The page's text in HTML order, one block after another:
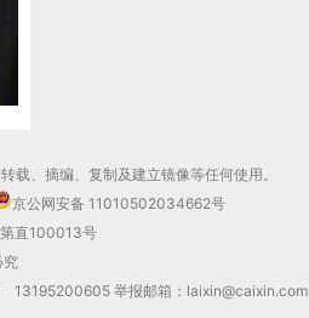
载、摘编、复制及建立镜像等任何使用。
京公网安备 11010502034662号
直100013号
究
13195200605 举报邮箱：laixin@caixin.com